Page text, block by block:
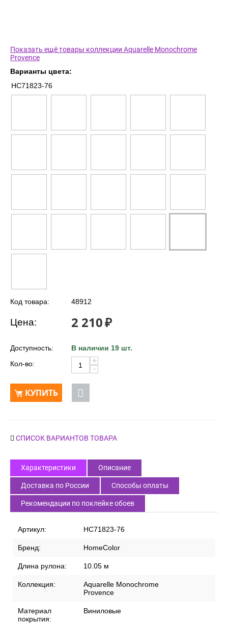
Показать ещё товары коллекции Aquarelle Monochrome
Provence
Варианты цвета:
HC71823-76
Код товара: 48912
Цена: 2 210₽
Доступность:
В наличии 19 шт.
Кол-во:
+
−
КУПИТЬ
СПИСОК ВАРИАНТОВ ТОВАРА
Характеристики Описание
Доставка по России Способы оплаты
Рекомендации по поклейке обоев
Артикул: HC71823-76
Бренд: HomeColor
Длина рулона: 10.05 м
Коллекция:
Aquarelle Monochrome
Provence
Материал
покрытия:
Виниловые